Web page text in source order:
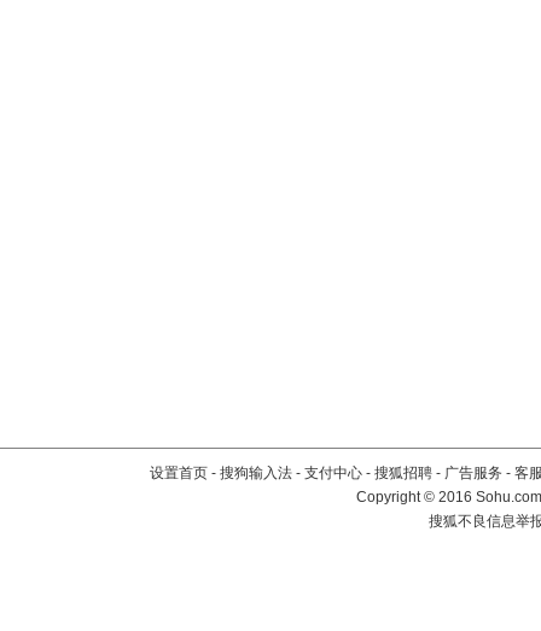
设置首页 - 搜狗输入法 - 支付中心 - 搜狐招聘 - 广告服务 - 客
Copyright©2016
搜狐不良信息举